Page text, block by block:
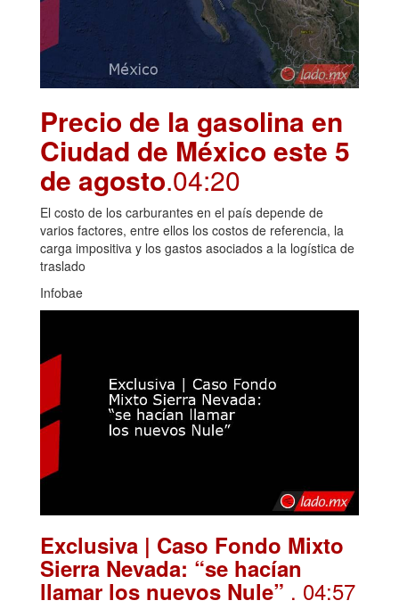
Precio de la gasolina en
Ciudad de México este 5
de agosto.04:20
El costo de los carburantes en el país depende de
varios factores, entre ellos los costos de referencia, la
carga impositiva y los gastos asociados a la logística de
traslado
Infobae
Exclusiva | Caso Fondo Mixto
Sierra Nevada: “se hacían
llamar los nuevos Nule” . 04:57